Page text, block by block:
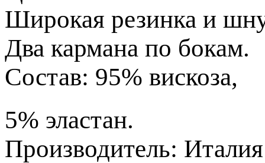
Широкая резинка и
Два кармана по бокам.
Состав: 95% вискоза,
5% эластан.
Производитель: Италия